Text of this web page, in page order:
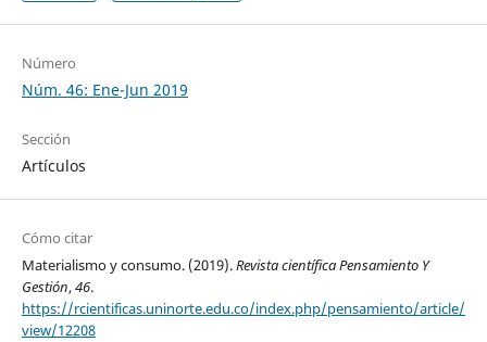
Número
Núm. 46: Ene-Jun 2019
Sección
Artículos
Cómo citar
Materialismo y consumo. (2019).Revista científica Pensamiento Y
Gestión,46.
https://rcientificas.uninorte.edu.co/index.php/pensamiento/article/
view/12208